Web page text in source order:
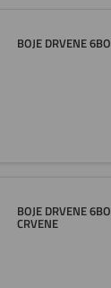
BOJE DRVENE
BOJE DRVENE
CRVENE